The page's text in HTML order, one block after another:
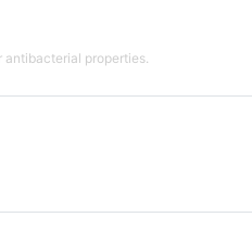
properties.